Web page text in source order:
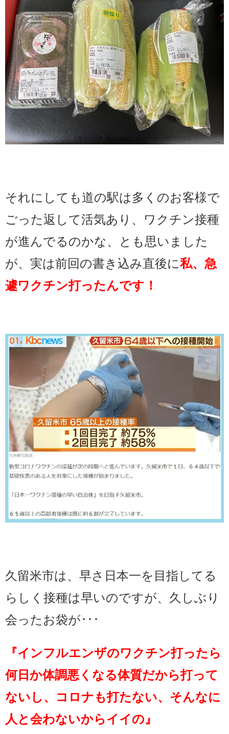
それにしても道の駅は多くのお客様で
ごった返して活気あり、ワクチン接種
が進んでるのかな、とも思いました
が、実は前回の書き込み直後に私、急
遽ワクチン打ったんです！
久留米市は、早さ日本一を目指してる
らしく接種は早いのですが、久しぶり
会ったお袋が･･･
『インフルエンザのワクチン打ったら
何日か体調悪くなる体質だから打って
ないし、コロナも打たない、そんなに
人と会わないからイイの』